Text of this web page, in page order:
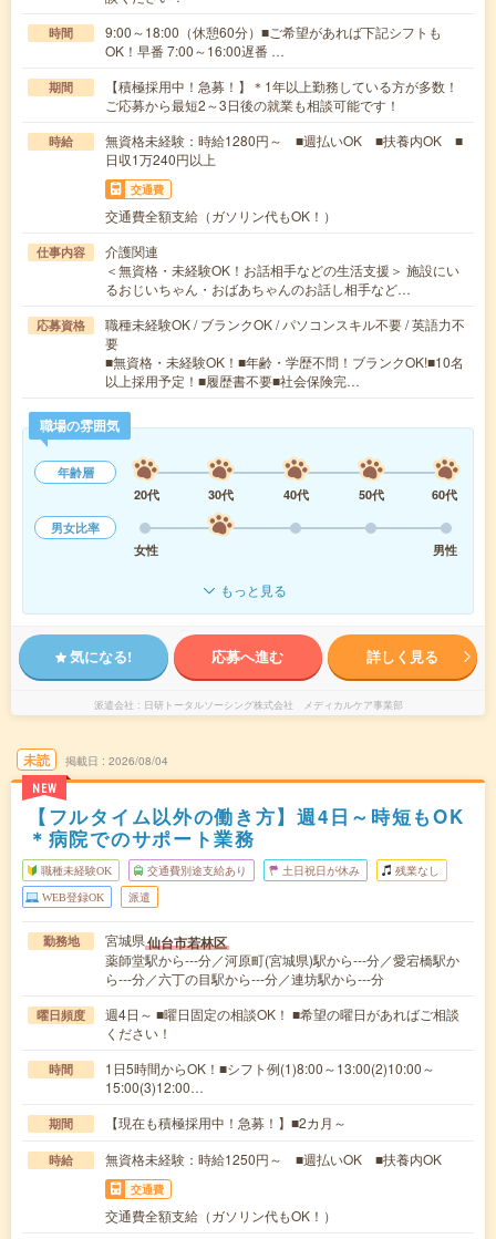
時間
9:00～18:00（休憩60分）■ご希望があれば下記シフトも
OK！早番 7:00～16:00遅番 …
期間
【積極採用中！急募！】＊1年以上勤務している方が多数！
ご応募から最短2～3日後の就業も相談可能です！
時給
無資格未経験：時給1280円～ ■週払いOK ■扶養内OK ■
日収1万240円以上
交通費
交通費全額支給（ガソリン代もOK！）
仕事内容
介護関連
＜無資格・未経験OK！お話相手などの生活支援＞ 施設にい
るおじいちゃん・おばあちゃんのお話し相手など…
応募資格
職種未経験OK / ブランクOK / パソコンスキル不要 / 英語力不
要
■無資格・未経験OK！■年齢・学歴不問！ブランクOK!■10名
以上採用予定！■履歴書不要■社会保険完…
職場の雰囲気
年齢層
20代
30代 40代 50代
60代
男女比率
女性
男性
もっと見る
気になる! 応募へ進む 詳しく見る
派遣会社 日研トータルソーシング株式会社 メディカルケア事業部
未読
NEW
掲載日 2026/08/04
【フルタイム以外の働き方】週4日～時短もOK
＊病院でのサポート業務
職種未経験OK 交通費別途支給あり 土日祝日が休み 残業なし
WEB登録OK 派遣
勤務地 宮城県仙台市若林区
薬師堂駅から---分／河原町(宮城県)駅から---分／愛宕橋駅か
ら---分／六丁の目駅から---分／連坊駅から---分
曜日頻度
週4日～ ■曜日固定の相談OK！ ■希望の曜日があればご相談
ください！
時間
1日5時間からOK！■シフト例(1)8:00～13:00(2)10:00～
15:00(3)12:00…
期間 【現在も積極採用中！急募！】■2カ月～
時給 無資格未経験：時給1250円～ ■週払いOK ■扶養内OK
交通費
交通費全額支給（ガソリン代もOK！）